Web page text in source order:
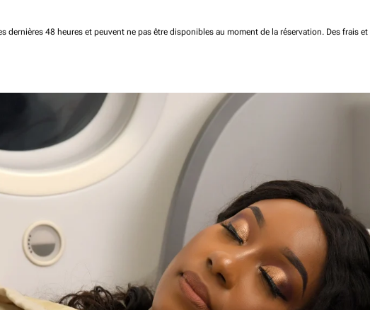
dernières 48 heures et peuvent ne pas être disponibles au moment de la réservation. Des frais